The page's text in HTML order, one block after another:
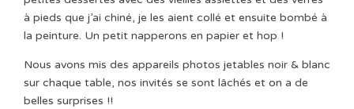
à pieds que j’ai chiné, je les aient collé et ensuite bombé à
la peinture. Un petit napperons en papier et hop !
Nous avons mis des appareils photos jetables noir & blanc
sur chaque table, nos invités se sont lâchés et on a de
belles surprises !!